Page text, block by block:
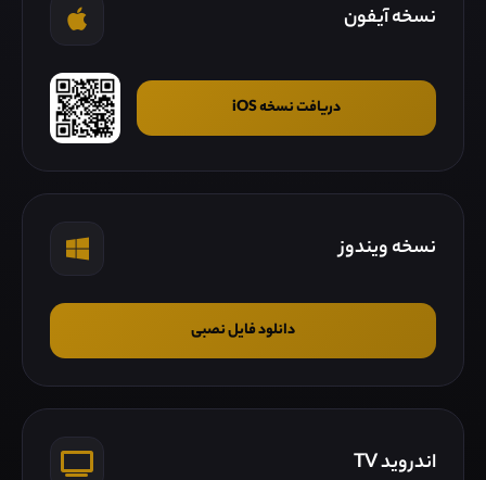
نسخه آیفون
دریافت نسخه iOS
نسخه ویندوز
دانلود فایل نصبی
اندروید TV